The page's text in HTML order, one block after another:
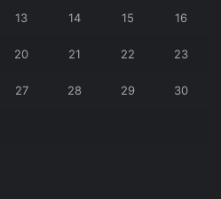
13 14 15 16
20 21 22 23
27 28 29 30